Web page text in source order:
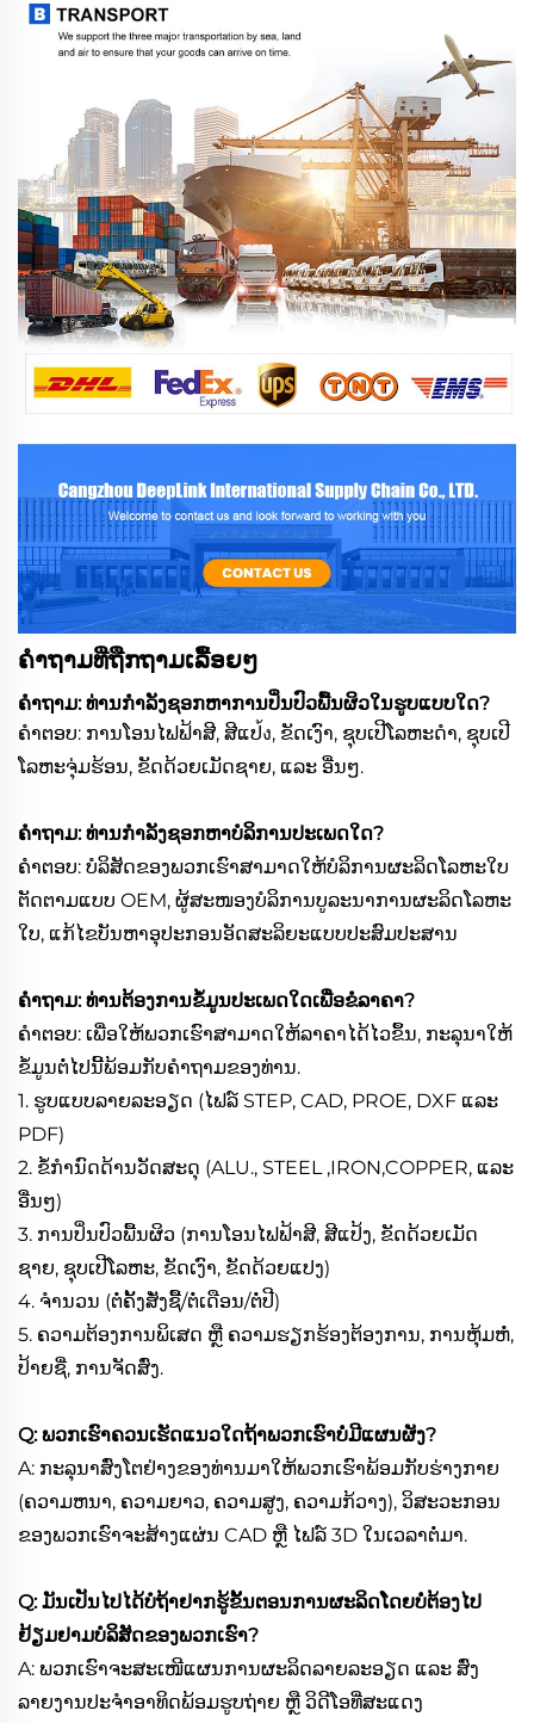
ຄຳຖາມທີ່ຖືກຖາມເລື້ອຍໆ
ຄຳຖາມ: ທ່ານກຳລັງຊອກຫາການປິ່ນປົວພື້ນຜິວໃນຮູບແບບໃດ?
ຄຳຕອບ: ການໂອນໄຟຟ້າສີ, ສີແປ้ง, ຂັດເງົາ, ຊຸບເປີໂລຫະດຳ, ຊຸບເປີ
ໂລຫະຈຸ່ມຮ້ອນ, ຂັດດ້ວຍເມັດຊາຍ, ແລະ ອື່ນໆ.
ຄຳຖາມ: ທ່ານກຳລັງຊອກຫາບໍລິການປະເພດໃດ?
ຄຳຕອບ: ບໍລິສັດຂອງພວກເຮົາສາມາດໃຫ້ບໍລິການຜະລິດໂລຫະໃບ
ຕັດຕາມແບບ OEM, ຜູ້ສະໜອງບໍລິການບູລະນາການຜະລິດໂລຫະ
ໃບ, ແກ້ໄຂບັນຫາອຸປະກອນອັດສະລິຍະແບບປະສົມປະສານ
ຄຳຖາມ: ທ່ານຕ້ອງການຂໍ້ມູນປະເພດໃດເພື່ອຂໍລາຄາ?
ຄຳຕອບ: ເພື່ອໃຫ້ພວກເຮົາສາມາດໃຫ້ລາຄາໄດ້ໄວຂຶ້ນ, ກະລຸນາໃຫ້
ຂໍ້ມູນຕໍ່ໄປນີ້ພ້ອມກັບຄຳຖາມຂອງທ່ານ.
1. ຮູບແບບລາຍລະອຽດ (ໄຟລ໌ STEP, CAD, PROE, DXF ແລະ
PDF)
2. ຂໍ້ກຳນົດດ້ານວັດສະດຸ (ALU., STEEL ,IRON,COPPER, ແລະ
ອື່ນໆ)
3. ການປິ່ນປົວພື້ນຜິວ (ການໂອນໄຟຟ້າສີ, ສີແປ້ງ, ຂັດດ້ວຍເມັດ
ຊາຍ, ຊຸບເປີໂລຫະ, ຂັດເງົາ, ຂັດດ້ວຍແປງ)
4. ຈຳນວນ (ຕໍ່ຄັ້ງສັ່ງຊື້/ຕໍ່ເດືອນ/ຕໍ່ປີ)
5. ຄວາມຕ້ອງການພິເສດ ຫຼື ຄວາມຮຽກຮ້ອງຕ້ອງການ, ການຫຸ້ມຫໍ່,
ປ້າຍຊື່, ການຈັດສົ່ງ.
Q: ພວກເຮົາຄວນເຮັດແນວໃດຖ້າພວກເຮົາບໍ່ມີແຜນຜັງ?
A: ກະລຸນາສົ່ງໂຕຢ່າງຂອງທ່ານມາໃຫ້ພວກເຮົາພ້ອມກັບຮ່າງກາຍ
(ຄວາມຫນາ, ຄວາມຍາວ, ຄວາມສູງ, ຄວາມກ້ວາງ), ວິສະວະກອນ
ຂອງພວກເຮົາຈະສ້າງແຜ່ນ CAD ຫຼື ໄຟລ໌ 3D ໃນເວລາຕໍ່ມາ.
Q: ມັນເປັນໄປໄດ້ບໍຖ້າຢາກຮູ້ຂັ້ນຕອນການຜະລິດໂດຍບໍ່ຕ້ອງໄປ
ຢ້ຽມຢາມບໍລິສັດຂອງພວກເຮົາ?
A: ພວກເຮົາຈະສະເໜີແຜນການຜະລິດລາຍລະອຽດ ແລະ ສົ່ງ
ລາຍງານປະຈຳອາທິດພ້ອມຮູບຖ່າຍ ຫຼື ວິດີໂອທີ່ສະແດງ